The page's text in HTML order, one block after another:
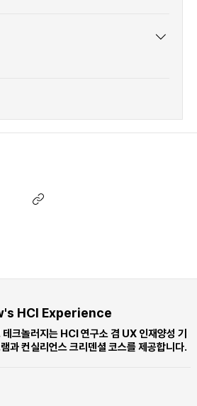
HCI Experience
크놀러지는 HCI 연구소 겸 UX 인재양성 기
과 컨실리언스 크리덴셜 코스를 제공합니다.